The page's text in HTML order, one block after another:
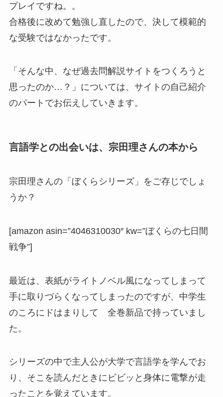
プレイですね。。
合格後に改めて勉強し直したので、決して模範的
な受験ではなかったです。
「そんな中、なぜ過去問解説サイトをつくろうと
思ったのか…？」については、サイトの自己紹介
のパートでお伝えしていきます。
言語学との出会いは、宗田理さんの本から
宗田理さんの「ぼくらシリーズ」をご存じでしょ
うか？
[amazon asin=”4046310030″ kw=”ぼくらの七日間
戦争”]
最近は、表紙がライトノベル風になってしまって
手に取りづらくなってしまったのですが、中学生
のころにドはまりして 全巻新品で持っていまし
た。
シリーズの中で主人公が大学で言語学を学んでお
り、そこを読んだときにビビッと身体に電撃が走
ったことを覚えています。